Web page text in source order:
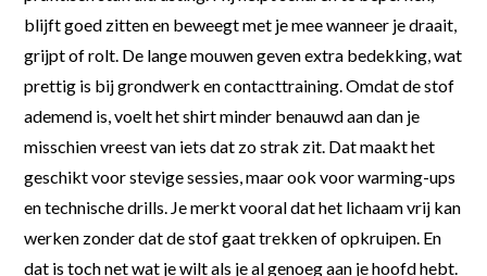
blijft goed zitten en beweegt met je mee wanneer je draait,
grijpt of rolt. De lange mouwen geven extra bedekking, wat
prettig is bij grondwerk en contacttraining. Omdat de stof
ademend is, voelt het shirt minder benauwd aan dan je
misschien vreest van iets dat zo strak zit. Dat maakt het
geschikt voor stevige sessies, maar ook voor warming-ups
en technische drills. Je merkt vooral dat het lichaam vrij kan
werken zonder dat de stof gaat trekken of opkruipen. En
dat is toch net wat je wilt als je al genoeg aan je hoofd hebt.